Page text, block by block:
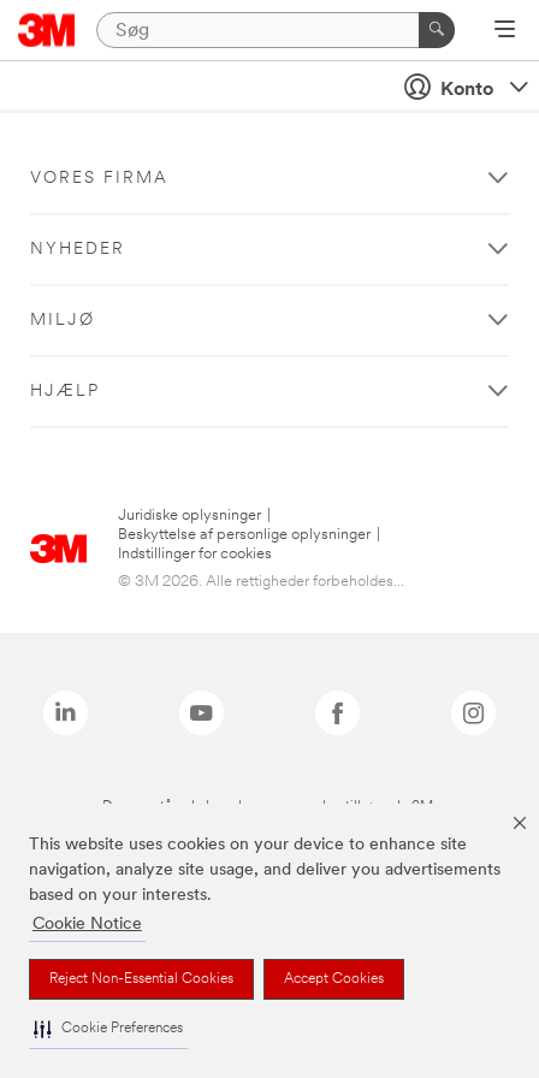
This website uses cookies on your device to enhance site
navigation, analyze site usage, and deliver you advertisements
based on your interests.
Cookie Notice
Reject Non-Essential Cookies Accept Cookies
Cookie Preferences
Konto
VORES FIRMA
NYHEDER
MILJØ
HJÆLP
Juridiske oplysninger
Beskyttelse af personlige oplysninger
Indstillinger for cookies
© 3M 2026. Alle rettigheder forbeholdes...
De ovenstående brands er varemærker tilhørende 3M.